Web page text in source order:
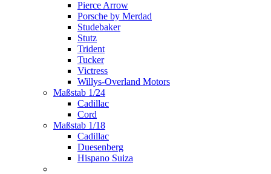
Pierce Arrow
Porsche by Merdad
Studebaker
Stutz
Trident
Tucker
Victress
Willys-Overland Motors
Maßstab 1/24
Cadillac
Cord
Maßstab 1/18
Cadillac
Duesenberg
Hispano Suiza